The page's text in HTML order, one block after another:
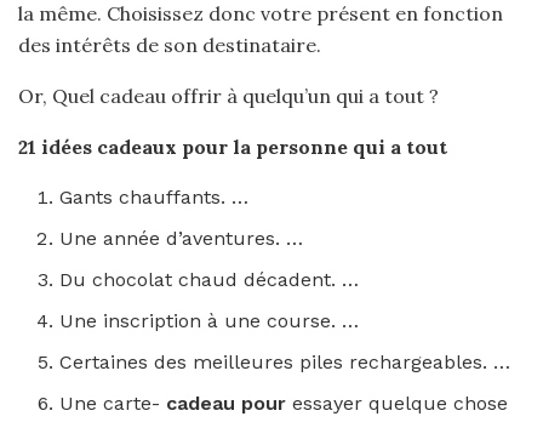
la même. Choisissez donc votre présent en fonction
des intérêts de son destinataire.
Or, Quel cadeau offrir à quelqu’un qui a tout ?
21 idées cadeaux pour la personne qui a tout
Gants chauffants. …
Une année d’aventures. …
Du chocolat chaud décadent. …
Une inscription à une course. …
Certaines des meilleures piles rechargeables. …
Une carte- cadeau pouressayer quelque chose